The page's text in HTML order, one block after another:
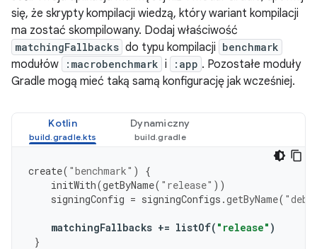
się, że skrypty kompilacji wiedzą, który wariant kompilacji
ma zostać skompilowany. Dodaj właściwość
matchingFallbacks do typu kompilacji benchmark
modułów :macrobenchmark i :app . Pozostałe moduły
Gradle mogą mieć taką samą konfigurację jak wcześniej.
Kotlin Dynamiczny
create( "benchmark" )
{
initWith(getByName( "release" ))
signingConfig = signingConfigs .getByName(
matchingFallbacks += listOf( "release" )
}